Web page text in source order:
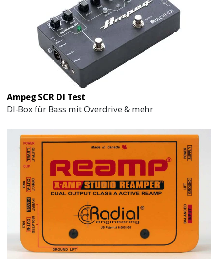
Ampeg SCR DI Test
DI-Box für Bass mit Overdrive & mehr